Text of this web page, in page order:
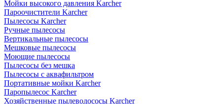
Мойки высокого давления Karcher
Пароочистители Karcher
Пылесосы Karcher
Ручные пылесосы
Вертикальные пылесосы
Мешковые пылесосы
Моющие пылесосы
Пылесосы без мешка
Пылесосы с аквафильтром
Портативные мойки Karcher
Паропылесос Karcher
Хозяйственные пылеводососы Karcher